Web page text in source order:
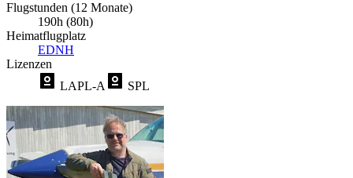
Flugstunden (12 Monate)
190h (80h)
Heimatflugplatz
EDNH
Lizenzen
LAPL-A
SPL